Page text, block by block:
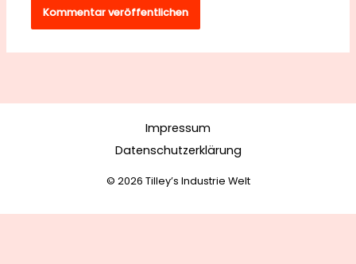
Impressum
Datenschutzerklärung
© 2026 Tilley’s Industrie Welt